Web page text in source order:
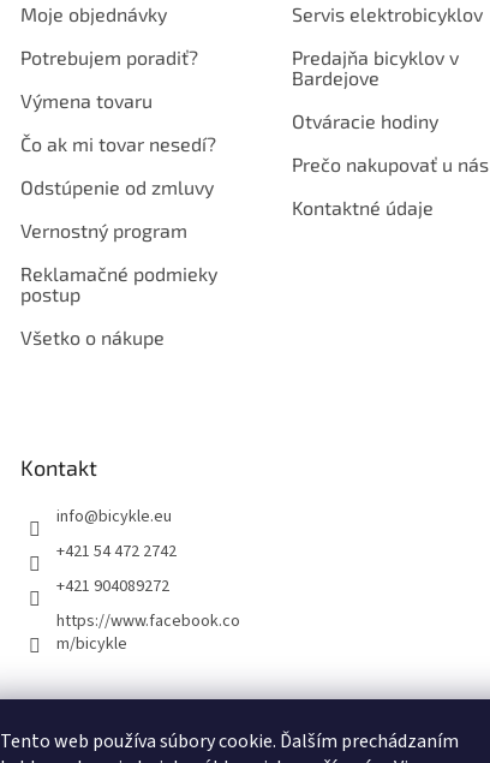
Tento web používa súbory cookie. Ďalším prechádzaním
Moje objednávky
Potrebujem poradiť?
Výmena tovaru
Čo ak mi tovar nesedí?
Odstúpenie od zmluvy
Vernostný program
Reklamačné podmieky
postup
Všetko o nákupe
Servis elektrobicyklov
Predajňa bicyklov v
Bardejove
Otváracie hodiny
Prečo nakupovať u nás
Kontaktné údaje
Kontakt
info@bicykle.eu
+421 54 472 2742
+421 904089272
https://www.facebook.co
m/bicykle